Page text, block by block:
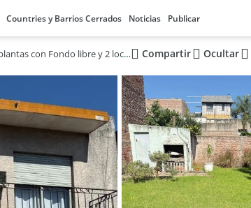
Countries y Barrios Cerrados Noticias Publicar
Casa 3 dormitorios en 2 plantas con Fondo libre y 2 locales Compartir Ocultar